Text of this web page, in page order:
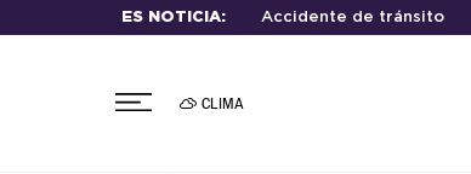
ES NOTICIA: Accidente de tránsito
CLIMA